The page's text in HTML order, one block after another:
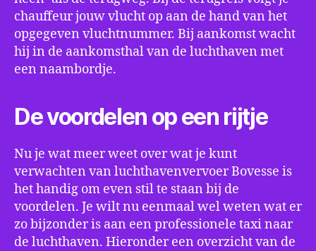
chauffeur jouw vlucht op aan de hand van het
opgegeven vluchtnummer. Bij aankomst wacht
hij in de aankomsthal van de luchthaven met
een naambordje.
De voordelen op een rijtje
Nu je wat meer weet over wat je kunt
verwachten van luchthavenvervoer Bovesse is
het handig om even stil te staan bij de
voordelen. Je wilt nu eenmaal wel weten wat er
zo bijzonder is aan een professionele taxi naar
de luchthaven. Hieronder een overzicht van de